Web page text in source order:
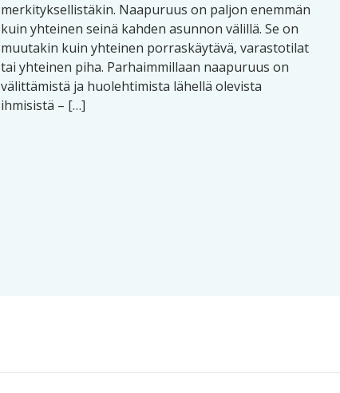
merkityksellistäkin. Naapuruus on paljon enemmän
kuin yhteinen seinä kahden asunnon välillä. Se on
muutakin kuin yhteinen porraskäytävä, varastotilat
tai yhteinen piha. Parhaimmillaan naapuruus on
välittämistä ja huolehtimista lähellä olevista
ihmisistä – […]